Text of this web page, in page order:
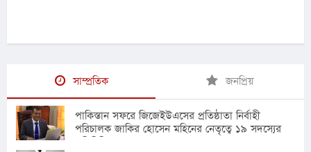
সাম্প্রতিক জনপ্রিয়
পাকিস্তান সফরে জিজেইউএসের প্রতিষ্ঠাতা নির্বাহী
পরিচালক জাকির হোসেন মহিনের নেতৃত্বে ১৯ সদস্যের